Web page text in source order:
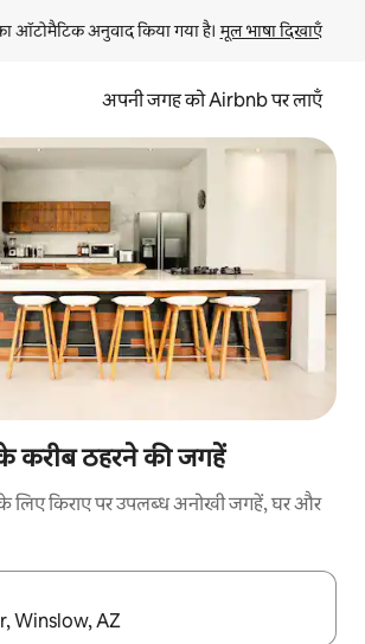
ऑटोमैटिक अनुवाद किया गया है। मूल भाषा दिखाएँ
अपनी जगह को Airbnb पर लाएँ
के करीब ठहरने की जगहें
लिए किराए पर उपलब्ध अनोखी जगहें, घर और
पर, अप और डाउन 'ऐरो की' का इस्तेमाल करके नेविगेट